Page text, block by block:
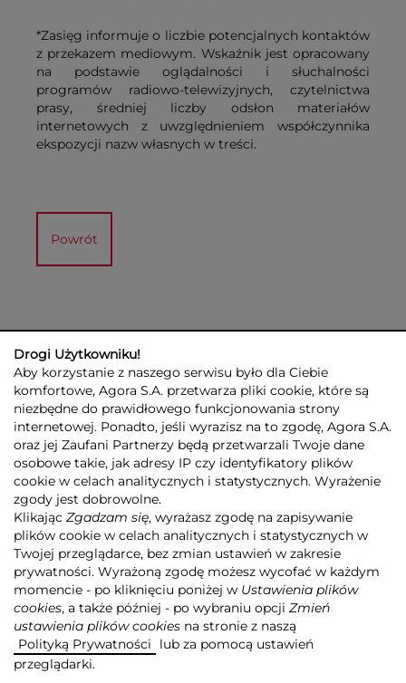
*Zasięg informuje o liczbie potencjalnych kontaktów
z przekazem mediowym. Wskaźnik jest opracowany
na podstawie oglądalności i słuchalności
programów radiowo-telewizyjnych, czytelnictwa
prasy, średniej liczby odsłon materiałów
internetowych z uwzględnieniem współczynnika
ekspozycji nazw własnych w treści.
Powrót
GRUPA AGORA DLA INWESTORÓW DLA MEDIÓW
REKLAMA
ESG
KONTAKT
© 2026 Copyright AGORA SA
POLITYKA PRYWATNOŚCI AGORA S.A.
POLITYKA PRYWATNOŚCI SERWISU AGORA.PL
POLITYKA TRANSPARENTNOŚCI
ZASTRZEŻENIE PRAWNOAUTORSKIE
INFORMACJE O USŁUGACH MEDIALNYCH
MAPA SERWISU RSS
Realizacja
Drogi Użytkowniku!
Aby korzystanie z naszego serwisu było dla Ciebie
komfortowe, Agora S.A. przetwarza pliki cookie, które są
niezbędne do prawidłowego funkcjonowania strony
internetowej. Ponadto, jeśli wyrazisz na to zgodę, Agora S.A.
oraz jej Zaufani Partnerzy będą przetwarzali Twoje dane
osobowe takie, jak adresy IP czy identyfikatory plików
cookie w celach analitycznych i statystycznych. Wyrażenie
zgody jest dobrowolne.
Klikając Zgadzam się, wyrażasz zgodę na zapisywanie
plików cookie w celach analitycznych i statystycznych w
Twojej przeglądarce, bez zmian ustawień w zakresie
prywatności. Wyrażoną zgodę możesz wycofać w każdym
momencie - po kliknięciu poniżej w Ustawienia plików
cookies, a także później - po wybraniu opcji Zmień
ustawienia plików cookies na stronie z naszą
Polityką Prywatności
lub za pomocą ustawień
przeglądarki.